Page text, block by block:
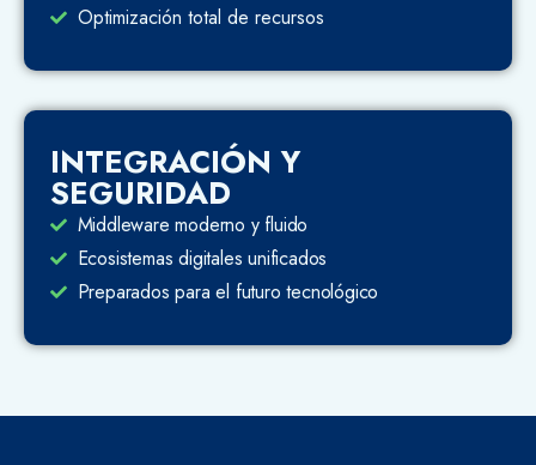
Optimización total de recursos
INTEGRACIÓN Y
SEGURIDAD
Middleware moderno y fluido
Ecosistemas digitales unificados
Preparados para el futuro tecnológico